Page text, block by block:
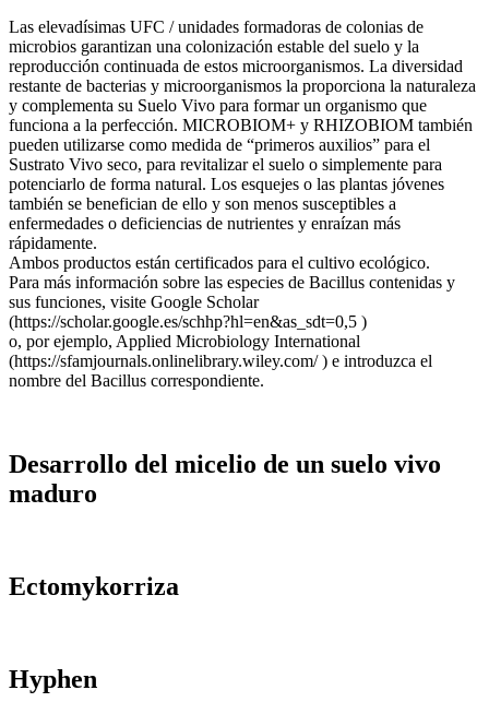
Las elevadísimas UFC / unidades formadoras de colonias de
microbios garantizan una colonización estable del suelo y la
reproducción continuada de estos microorganismos. La diversidad
restante de bacterias y microorganismos la proporciona la naturaleza
y complementa su Suelo Vivo para formar un organismo que
funciona a la perfección. MICROBIOM+ y RHIZOBIOM también
pueden utilizarse como medida de “primeros auxilios” para el
Sustrato Vivo seco, para revitalizar el suelo o simplemente para
potenciarlo de forma natural. Los esquejes o las plantas jóvenes
también se benefician de ello y son menos susceptibles a
enfermedades o deficiencias de nutrientes y enraízan más
rápidamente.
Ambos productos están certificados para el cultivo ecológico.
Para más información sobre las especies de Bacillus contenidas y
sus funciones, visite Google Scholar
(https://scholar.google.es/schhp?hl=en&as_sdt=0,5 )
o, por ejemplo, Applied Microbiology International
(https://sfamjournals.onlinelibrary.wiley.com/ ) e introduzca el
nombre del Bacillus correspondiente.
Desarrollo del micelio de un suelo vivo
maduro
Ectomykorriza
Hyphen